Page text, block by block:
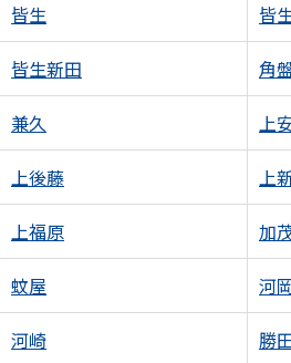
皆生 皆
皆生新田 角
兼久 上
上後藤 上
上福原 加
蚊屋 河
河崎 勝